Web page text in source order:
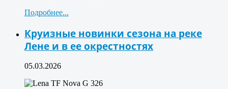
Подробнее...
Круизные новинки сезона на реке
Лене и в ее окрестностях
05.03.2026